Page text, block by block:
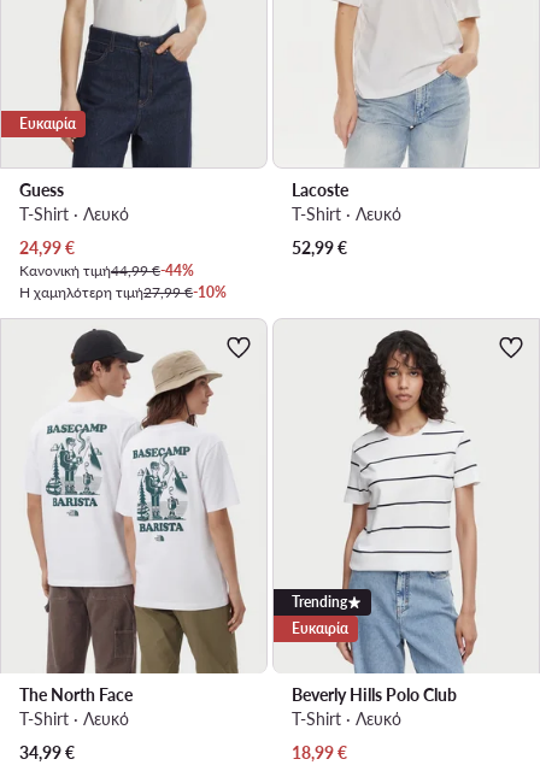
Ευκαιρία
Guess
T-Shirt · Λευκό
Τρέχουσα τιμή
24,99€
Κανονική τιμή44,99 €-44%
Η χαμηλότερη τιμή27,99 €-10%
Lacoste
T-Shirt · Λευκό
52,99€
The North Face
T-Shirt · Λευκό
34,99€
Trending
Ευκαιρία
Beverly Hills Polo Club
T-Shirt · Λευκό
Τρέχουσα τιμή
18,99€